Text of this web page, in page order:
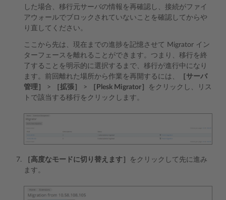
した場合、移行元サーバの情報を再確認し、接続がファイ
アウォールでブロックされていないことを確認してからや
り直してください。
ここから先は、現在までの進捗を記憶させて Migrator イン
ターフェースを離れることができます。つまり、移行を終
了することを明示的に選択するまで、移行が進行中になり
ます。前回離れた場所から作業を再開するには、
［サーバ
管理］
> ［拡張］ > ［Plesk Migrator］
をクリックし、リス
トで該当する移行をクリックします。
［高度なモードに切り替えます］
をクリックして先に進み
ます。